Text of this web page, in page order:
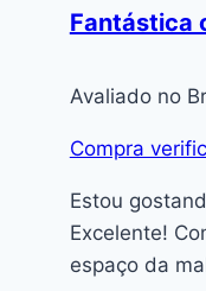
Fantástica
Avaliado no
Compra
Estou
Excelente!
espaço da